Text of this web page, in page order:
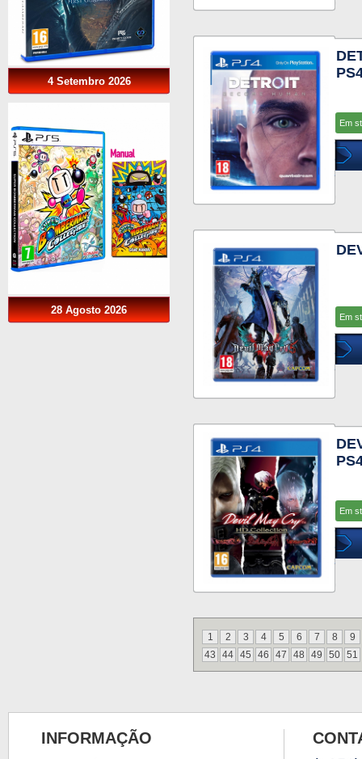
4 Setembro 2026
28 Agosto 2026
Em
Em
Em
1 2 3 4 5 6 7 8
9
43
44 45 46 47 48 49 50 51
INFORMAÇÃO